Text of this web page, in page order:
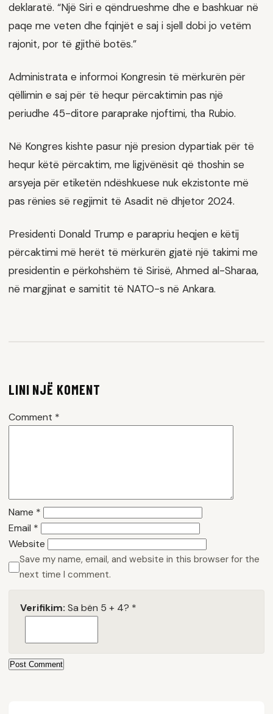
deklaratë. “Një Siri e qëndrueshme dhe e bashkuar në
paqe me veten dhe fqinjët e saj i sjell dobi jo vetëm
rajonit, por të gjithë botës.”
Administrata e informoi Kongresin të mërkurën për
qëllimin e saj për të hequr përcaktimin pas një
periudhe 45-ditore paraprake njoftimi, tha Rubio.
Në Kongres kishte pasur një presion dypartiak për të
hequr këtë përcaktim, me ligjvënësit që thoshin se
arsyeja për etiketën ndëshkuese nuk ekzistonte më
pas rënies së regjimit të Asadit në dhjetor 2024.
Presidenti Donald Trump e parapriu heqjen e këtij
përcaktimi më herët të mërkurën gjatë një takimi me
presidentin e përkohshëm të Sirisë, Ahmed al-Sharaa,
në margjinat e samitit të NATO-s në Ankara.
LINI NJË KOMENT
Comment *
Name *
Email *
Website
Save my name, email, and website in this browser for the
next time I comment.
Verifikim: Sa bën 5 + 4? *
Post Comment